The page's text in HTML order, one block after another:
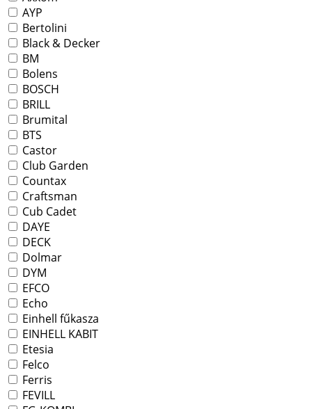
AYP
Bertolini
Black & Decker
BM
Bolens
BOSCH
BRILL
Brumital
BTS
Castor
Club Garden
Countax
Craftsman
Cub Cadet
DAYE
DECK
Dolmar
DYM
EFCO
Echo
Einhell fűkasza
EINHELL KABIT
Etesia
Felco
Ferris
FEVILL